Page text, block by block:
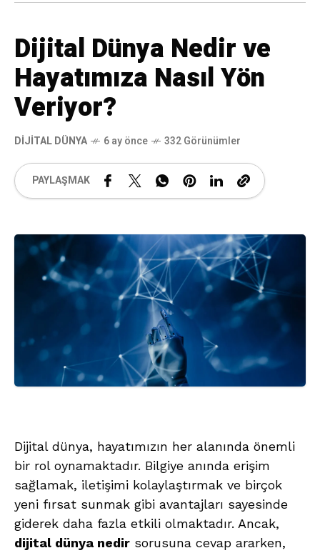
Dijital Dünya Nedir ve
Hayatımıza Nasıl Yön
Veriyor?
DIJITAL DÜNYA 6 ay önce 332 Görünümler
PAYLAŞMAK
Dijital dünya, hayatımızın her alanında önemli
bir rol oynamaktadır. Bilgiye anında erişim
sağlamak, iletişimi kolaylaştırmak ve birçok
yeni fırsat sunmak gibi avantajları sayesinde
giderek daha fazla etkili olmaktadır. Ancak,
dijital dünya nedir sorusuna cevap ararken,